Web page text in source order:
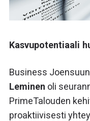
Kasvupotentiaali
Business
Leminen oli
PrimeTalouden
proaktiivisesti